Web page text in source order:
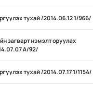
тухай /2014.06.12 1/966/
загварт нэмэлт оруулах
А/92/
тухай /2014.07.17 1/1154/